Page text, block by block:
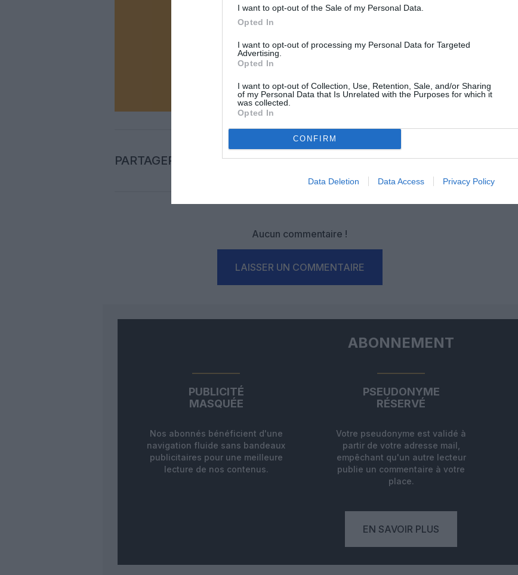
I want to opt-out of the Sale of my Personal Data.
Opted In
I want to opt-out of processing my Personal Data for Targeted
Advertising.
Opted In
I want to opt-out of Collection, Use, Retention, Sale, and/or Sharing
of my Personal Data that Is Unrelated with the Purposes for which it
was collected.
Opted In
CONFIRM
Data Deletion Data Access Privacy Policy
Vous avez apprécié l’article ?
PARTAGER L'ARTICLE
Facebook
Twitter PinterestLinkedInEmail Print
Aucun commentaire !
LAISSER UN COMMENTAIRE
ABONNEMENT
PUBLICITÉ
MASQUÉE
Nos abonnés bénéficient d'une
navigation fluide sans bandeaux
publicitaires pour une meilleure
lecture de nos contenus.
PSEUDONYME
RÉSERVÉ
Votre pseudonyme est validé à
partir de votre adresse mail,
empêchant qu'un autre lecteur
publie un commentaire à votre
place.
EN SAVOIR PLUS